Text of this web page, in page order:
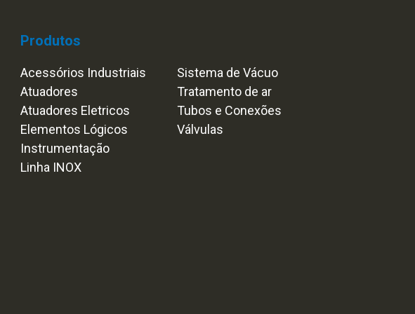
Produtos
Acessórios Industriais
Atuadores
Atuadores Eletricos
Elementos Lógicos
Instrumentação
Linha INOX
Sistema de Vácuo
Tratamento de ar
Tubos e Conexões
Válvulas